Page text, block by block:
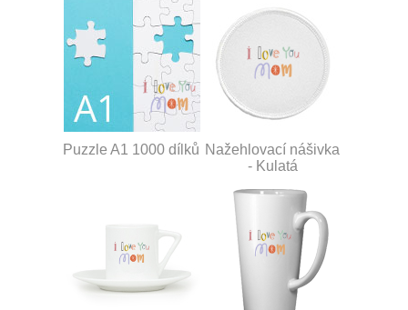
Puzzle A1 1000 dílků Nažehlovací nášivka
- Kulatá